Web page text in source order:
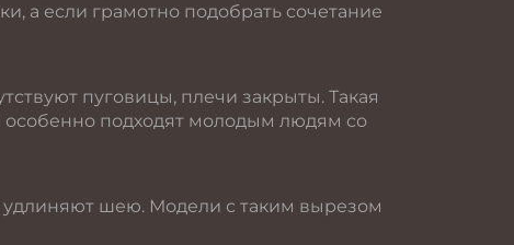
а если грамотно подобрать сочетание
пуговицы, плечи закрыты. Такая
особенно подходят молодым людям со
удлиняют шею. Модели с таким вырезом